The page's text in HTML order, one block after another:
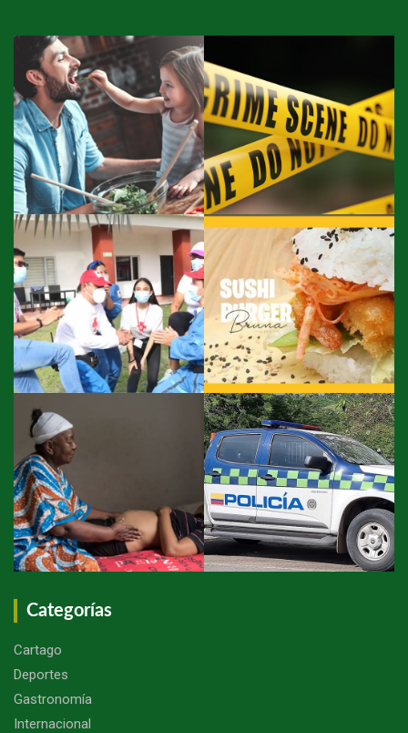
Categorías
Cartago
Deportes
Gastronomía
Internacional